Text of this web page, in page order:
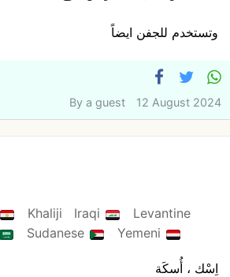
وتستخدم للجفن ايضاً
By a guest 12 August 2024
Khaliji Iraqi
Levantine
Sudanese Yemeni
اِسْك ، أُسكَة